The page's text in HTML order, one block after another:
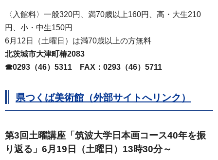
〈入館料〉一般320円、満70歳以上160円、高・大生210
円、小・中生150円
6月12日（土曜日）は満70歳以上の方無料
北茨城市大津町椿2083
☎0293（46）5311
FAX：0293（46）5711
県つくば美術館（外部サイトへリンク）
第3回土曜講座「筑波大学日本画コース40年を振
り返る」6月19日（土曜日）13時30分～